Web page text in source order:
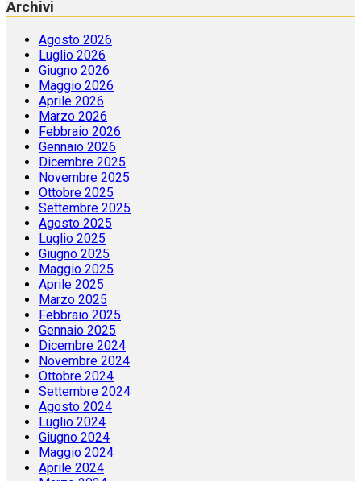
Archivi
Agosto 2026
Luglio 2026
Giugno 2026
Maggio 2026
Aprile 2026
Marzo 2026
Febbraio 2026
Gennaio 2026
Dicembre 2025
Novembre 2025
Ottobre 2025
Settembre 2025
Agosto 2025
Luglio 2025
Giugno 2025
Maggio 2025
Aprile 2025
Marzo 2025
Febbraio 2025
Gennaio 2025
Dicembre 2024
Novembre 2024
Ottobre 2024
Settembre 2024
Agosto 2024
Luglio 2024
Giugno 2024
Maggio 2024
Aprile 2024